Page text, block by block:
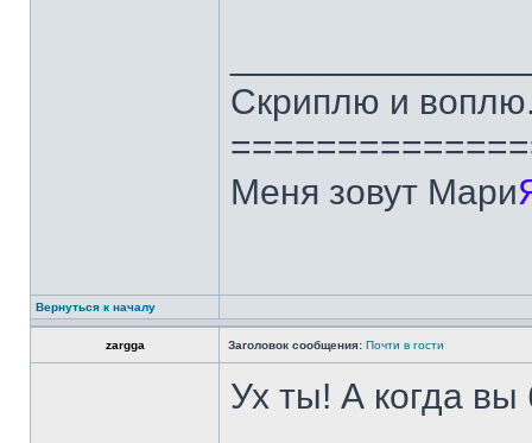
Скриплю и
Меня зовут Мари
Вернуться к началу
zargga Заголовок сообщения: Почти в гости
Ух ты! А когда